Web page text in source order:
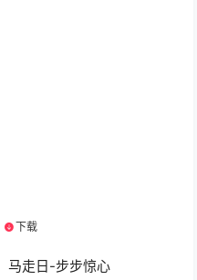
下载
马走日-步步惊心